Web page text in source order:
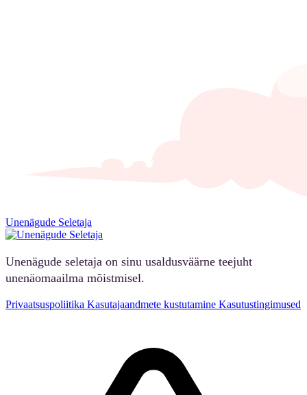
Unenägude Seletaja
Unenägude seletaja on sinu usaldusväärne teejuht
unenäomaailma mõistmisel.
Privaatsuspoliitika Kasutajaandmete kustutamine Kasutustingimused